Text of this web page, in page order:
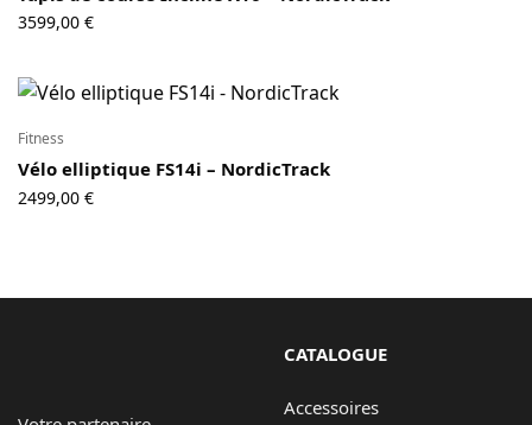
3599,00 €
Fitness
Vélo elliptique FS14i – NordicTrack
2499,00 €
CATALOGUE
Accessoires